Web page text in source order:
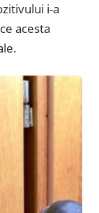
i-a
acesta